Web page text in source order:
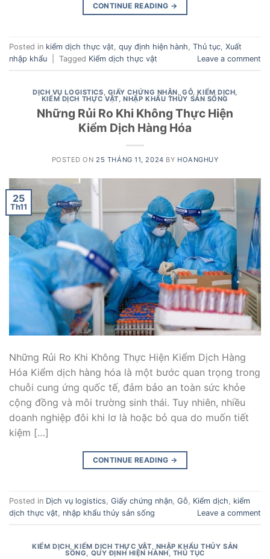
CONTINUE READING →
Posted in kiểm dịch thực vật, quy định hiện hành, Thủ tục, Xuất
nhập khẩu
Tagged Kiểm dịch thực vật Leave a comment
DỊCH VỤ LOGISTICS, GIẤY CHỨNG NHẬN,GỖ,KIỂM DỊCH,
KIỂM DỊCH THỰC VẬT,NHẬP KHẨU THỦY SẢN SỐNG
Những Rủi Ro Khi Không Thực Hiện
Kiểm Dịch Hàng Hóa
POSTED ON 25 THÁNG 11, 2024 BY HOANGHUY
25
Th11
Những Rủi Ro Khi Không Thực Hiện Kiểm Dịch Hàng
Hóa Kiểm dịch hàng hóa là một bước quan trọng trong
chuỗi cung ứng quốc tế, đảm bảo an toàn sức khỏe
cộng đồng và môi trường sinh thái. Tuy nhiên, nhiều
doanh nghiệp đôi khi lơ là hoặc bỏ qua do muốn tiết
kiệm […]
CONTINUE READING →
Posted in Dịch vụ logistics, Giấy chứng nhận, Gỗ, Kiểm dịch, kiểm
dịch thực vật, nhập khẩu thủy sản sống Leave a comment
KIỂM DỊCH,KIỂM DỊCH THỰC VẬT, NHẬP KHẨU THỦY SẢN
SỐNG, QUY ĐỊNH HIỆN HÀNH, THỦ TỤC